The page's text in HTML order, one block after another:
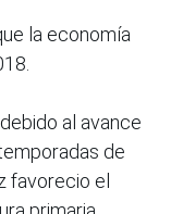
la economía
al avance
de
favorecio el